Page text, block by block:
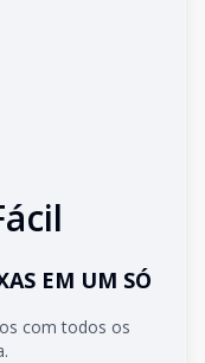
EM UM SÓ
com todos os